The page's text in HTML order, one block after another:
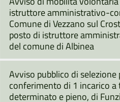
istruttore amministrativo-
Comune di Vezzano sul
posto di istruttore
del comune di Albinea
Avviso pubblico di selezione
conferimento di 1 incarico a
determinato e pieno, di